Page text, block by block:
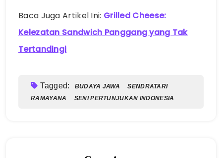
Baca Juga Artikel Ini: Grilled Cheese:
Kelezatan Sandwich Panggang yang Tak
Tertandingi
Tagged: BUDAYA JAWA
SENDRATARI
RAMAYANA
SENI PERTUNJUKAN INDONESIA